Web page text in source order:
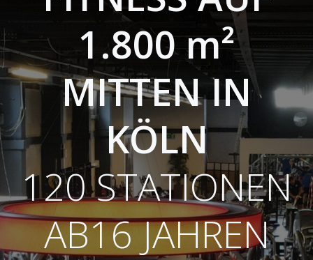
1.800 m²
MITTEN IN
KÖLN
120 STATIONEN
AB16 JAHREN